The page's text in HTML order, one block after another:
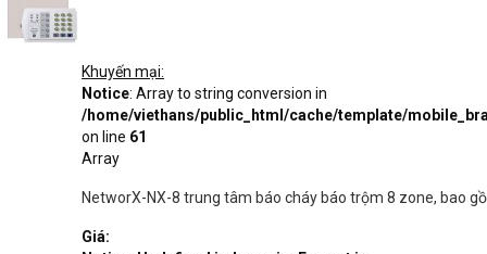
Khuyến mại:
Notice: Array to string conversion in
/home/viethans/public_html/cache/template/
on line 61
Array
NetworX-NX-8 trung tâm báo cháy báo trộm 8 zone, bao
Giá: